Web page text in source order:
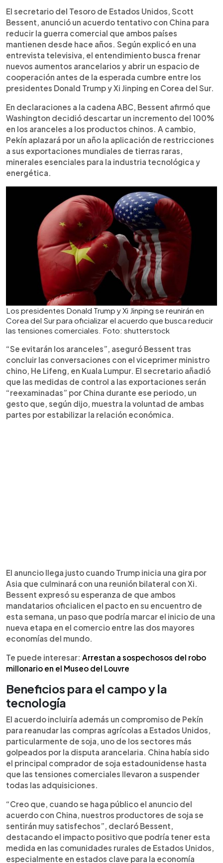
► Escuchar artículo
Estados Unidos y China alcanzaron un acuerdo
tentativo para reducir la guerra comercial y
resolver el futuro de TikTok. El secretario del
Tesoro, Scott Bessent, anunció que Washington
descartará un aumento del 100% en los aranceles
a productos chinos, mientras Pekín aplazará un
año las restricciones a sus exportaciones de
tierras raras. El pacto también incluye la
reanudación de compras agrícolas chinas y
cooperación en la lucha contra el fentanilo.
Ambos países esperan que Donald Trump y Xi
Jinping oficialicen el entendimiento en Corea del
Sur, lo que podría aliviar tensiones económicas y
tecnológicas entre ambas potencias.
El secretario del Tesoro de Estados Unidos, Scott
Bessent, anunció un acuerdo tentativo con China para
reducir la guerra comercial que ambos países
mantienen desde hace años. Según explicó en una
entrevista televisiva, el entendimiento busca frenar
nuevos aumentos arancelarios y abrir un espacio de
cooperación antes de la esperada cumbre entre los
presidentes Donald Trump y Xi Jinping en Corea del Sur.
En declaraciones a la cadena ABC, Bessent afirmó que
Washington decidió descartar un incremento del 100%
en los aranceles a los productos chinos. A cambio,
Pekín aplazará por un año la aplicación de restricciones
a sus exportaciones mundiales de tierras raras,
minerales esenciales para la industria tecnológica y
energética.
Los presidentes Donald Trump y Xi Jinping se reunirán en
Corea del Sur para oficializar el acuerdo que busca reducir
las tensiones comerciales. Foto: shutterstock
“Se evitarán los aranceles”, aseguró Bessent tras
concluir las conversaciones con el viceprimer ministro
chino, He Lifeng, en Kuala Lumpur. El secretario añadió
que las medidas de control a las exportaciones serán
“reexaminadas” por China durante ese periodo, un
gesto que, según dijo, muestra la voluntad de ambas
partes por estabilizar la relación económica.
El anuncio llega justo cuando Trump inicia una gira por
Asia que culminará con una reunión bilateral con Xi.
Bessent expresó su esperanza de que ambos
mandatarios oficialicen el pacto en su encuentro de
esta semana, un paso que podría marcar el inicio de una
nueva etapa en el comercio entre las dos mayores
economías del mundo.
Te puede interesar: Arrestan a sospechosos del robo
millonario en el Museo del Louvre
Beneficios para el campo y la
tecnología
El acuerdo incluiría además un compromiso de Pekín
para reanudar las compras agrícolas a Estados Unidos,
particularmente de soja, uno de los sectores más
golpeados por la disputa arancelaria. China había sido
el principal comprador de soja estadounidense hasta
que las tensiones comerciales llevaron a suspender
todas las adquisiciones.
“Creo que, cuando se haga público el anuncio del
acuerdo con China, nuestros productores de soja se
sentirán muy satisfechos”, declaró Bessent,
destacando el impacto positivo que podría tener esta
medida en las comunidades rurales de Estados Unidos,
especialmente en estados clave para la economía